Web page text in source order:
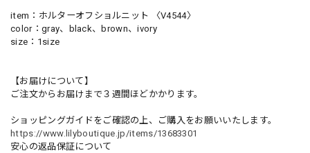
item：ホルターオフショルニット 〈V4544〉
color：gray、black、brown、ivory
size：1size
【お届けについて】
ご注文からお届けまで３週間ほどかかります。
ショッピングガイドをご確認の上、ご購入をお願いいたします。
https://www.lilyboutique.jp/items/13683301
安心の返品保証について